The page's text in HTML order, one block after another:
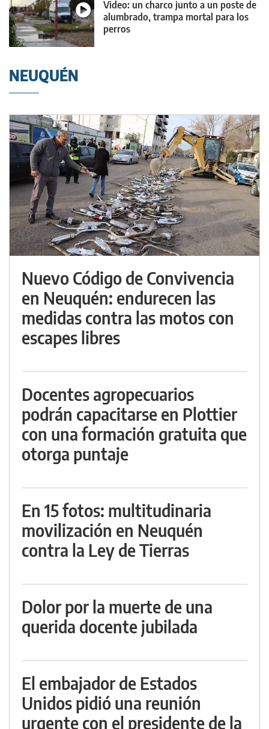
Video: un charco junto a un poste de
alumbrado, trampa mortal para los
perros
NEUQUÉN
Nuevo Código de Convivencia
en Neuquén: endurecen las
medidas contra las motos con
escapes libres
Docentes agropecuarios
podrán capacitarse en Plottier
con una formación gratuita que
otorga puntaje
En 15 fotos: multitudinaria
movilización en Neuquén
contra la Ley de Tierras
Dolor por la muerte de una
querida docente jubilada
El embajador de Estados
Unidos pidió una reunión
urgente con el presidente de la